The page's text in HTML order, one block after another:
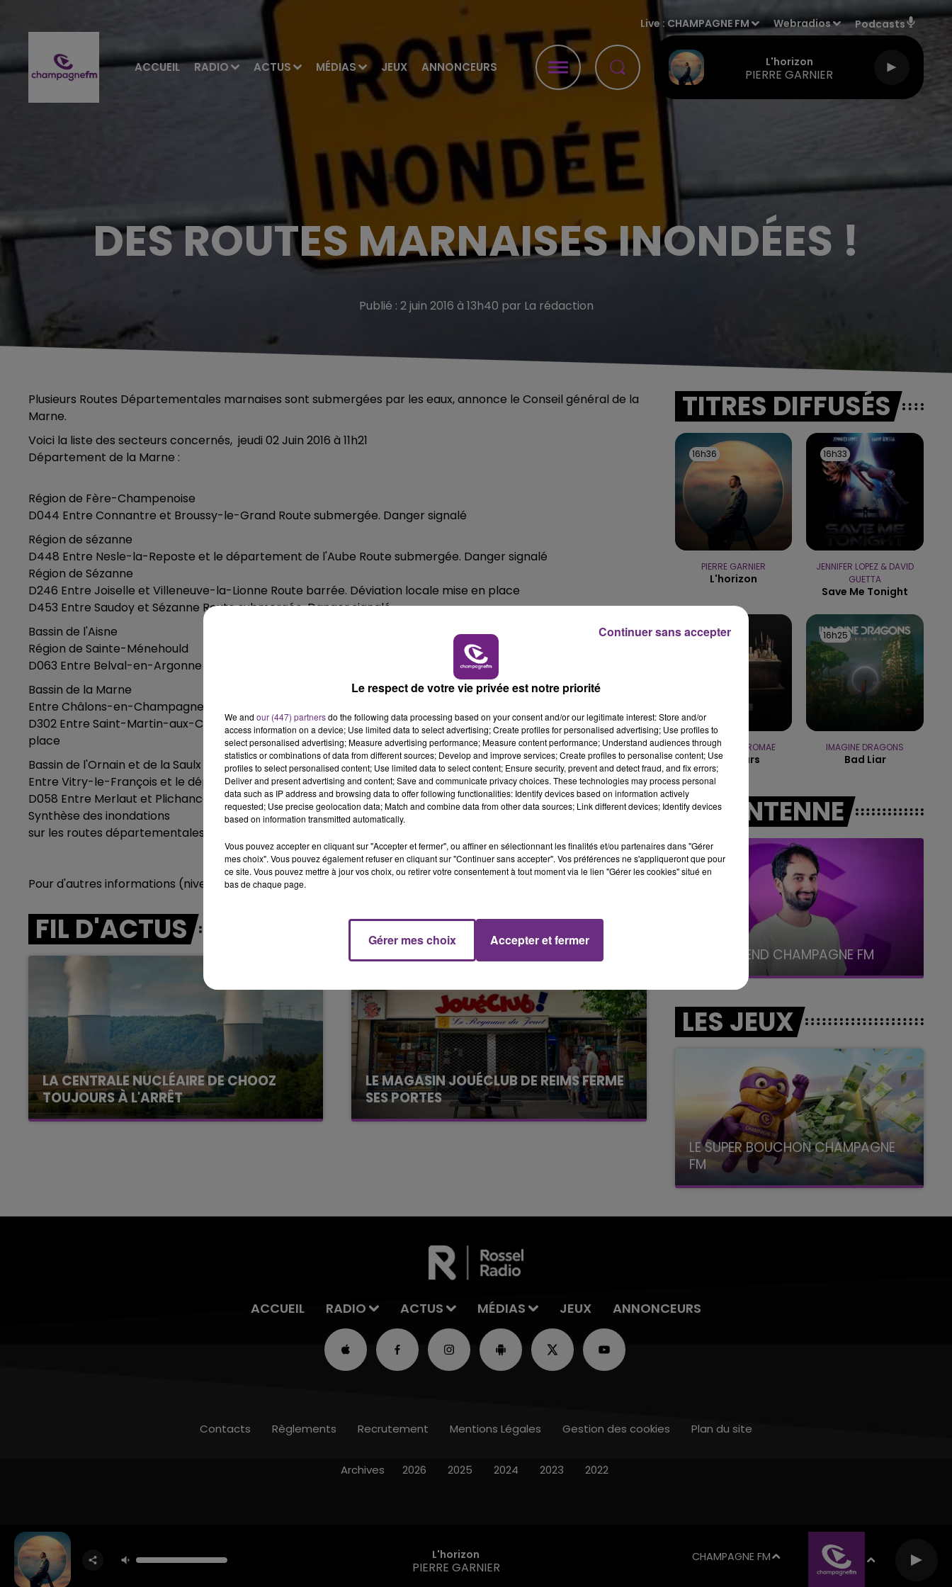
ACCUEIL RADIO ACTUS MÉDIAS JEUX ANNONCEURS
Live :CHAMPAGNE FM Webradios Podcasts
L'horizon
PIERRE GARNIER
16h00 - 20h00
LE WEEK-END CHAMPAGNE FM
7h00 - 12h00
LE WEEK-END CHAMPAGNE FM
16h00 - 20h00
LE WEEK-END CHAMPAGNE FM
DES ROUTES MARNAISES INONDÉES !
Publié : 2 juin 2016 à 13h40 par La rédaction
Plusieurs Routes Départementales marnaises sont submergées par les eaux, annonce le Conseil général de la
Marne.
Voici la liste des secteurs concernés, jeudi 02 Juin 2016 à 11h21
Département de la Marne :
Région de Fère-Champenoise
D044 Entre Connantre et Broussy-le-Grand Route submergée. Danger signalé
Région de sézanne
D448 Entre Nesle-la-Reposte et le département de l'Aube Route submergée. Danger signalé
Région de Sézanne
D246 Entre Joiselle et Villeneuve-la-Lionne Route barrée. Déviation locale mise en place
D453 Entre Saudoy et Sézanne Route submergée. Danger signalé
Bassin de l'Aisne
Région de Sainte-Ménehould
D063 Entre Belval-en-Argonne et Les Charmontois Fin d'inondation. Axe ré-ouvert à la circulation
Bassin de la Marne
Entre Châlons-en-Champagne et Vitry-le-François
D302 Entre Saint-Martin-aux-Champs et La Chaussée-sur-Marne Route barrée. Déviation locale mise en
place
Bassin de l'Ornain et de la Saulx
Entre Vitry-le-François et le département de la Meuse
D058 Entre Merlaut et Plichancourt Route barrée. Déviation locale mise en place
Synthèse des inondations
sur les routes départementales
Pour d'autres informations (niveau de vigilance, tendances, ...), consultez le site www.vigicrues.gouv.fr
FIL D'ACTUS
LA CENTRALE NUCLÉAIRE DE CHOOZ
TOUJOURS À L'ARRÊT
Cela fait déjà une semaine que la centrale
LE MAGASIN JOUÉCLUB DE REIMS FERME
SES PORTES
C'était l'une des institutions du centre-ville
TITRES DIFFUSÉS
16h36
16h36
PIERRE GARNIER
L'horizon
16h33
16h33
JENNIFER LOPEZ & DAVID
GUETTA
Save Me Tonight
16h27
16h27
TOVE LO & STROMAE
Des Fleurs
16h25
16h25
IMAGINE DRAGONS
Bad Liar
A L'ANTENNE
FM
7h00 - 12h00
LE WEEK-END CHAMPAGNE FM
16h00 - 20h00
LE WEEK-END CHAMPAGNE FM LE WEEK-END CHAMPAGNE FM
LES JEUX
LE SUPER BOUCHON CHAMPAGNE
FM
avec La Famille Champagne FM, à 8H10
ACCUEIL RADIO ACTUS MÉDIAS JEUX ANNONCEURS
L'horizon
PIERRE GARNIER
CHAMPAGNE FM
Contacts Règlements Recrutement Mentions Légales Gestion des cookies Plan du site
Archives 2026 2025 2024 2023 2022
Le respect de votre vie privée est notre priorité
We and our (447) partnersdo the following data processing based on your consent and/or our legitimate interest: Store and/or
access information on a device; Use limited data to select advertising; Create profiles for personalised advertising; Use profiles to
select personalised advertising; Measure advertising performance; Measure content performance; Understand audiences through
statistics or combinations of data from different sources; Develop and improve services; Create profiles to personalise content; Use
profiles to select personalised content; Use limited data to select content; Ensure security, prevent and detect fraud, and fix errors;
Deliver and present advertising and content; Save and communicate privacy choices. These technologies may process personal
data such as IP address and browsing data to offer following functionalities: Identify devices based on information actively
requested; Use precise geolocation data; Match and combine data from other data sources; Link different devices; Identify devices
based on information transmitted automatically.
Vous pouvez accepter en cliquant sur "Accepter et fermer", ou affiner en sélectionnant les finalités et/ou partenaires dans "Gérer
mes choix". Vous pouvez également refuser en cliquant sur "Continuer sans accepter". Vos préférences ne s'appliqueront que pour
ce site. Vous pouvez mettre à jour vos choix, ou retirer votre consentement à tout moment via le lien "Gérer les cookies" situé en
bas de chaque page.
Gérer mes choix Accepter et fermer
Continuer sans accepter